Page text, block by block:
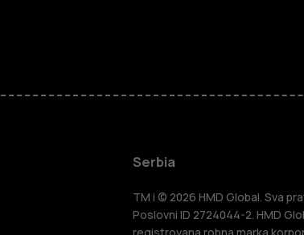
Pametni
Klasični
Serbia
TM i © 2026 HMD Global. Sva
Poslovni ID 2724044-2. HMD